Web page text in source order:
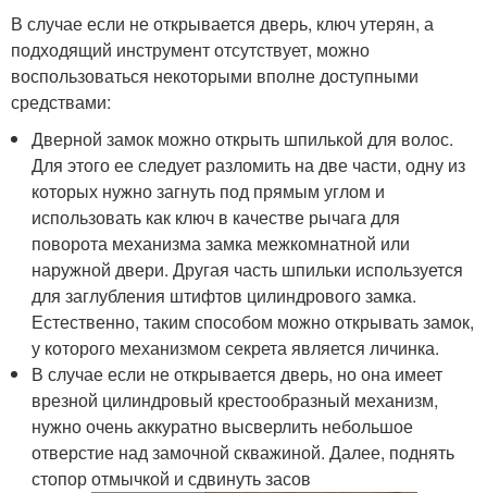
В случае если не открывается дверь, ключ утерян, а
подходящий инструмент отсутствует, можно
воспользоваться некоторыми вполне доступными
средствами:
Дверной замок можно открыть шпилькой для волос.
Для этого ее следует разломить на две части, одну из
которых нужно загнуть под прямым углом и
использовать как ключ в качестве рычага для
поворота механизма замка межкомнатной или
наружной двери. Другая часть шпильки используется
для заглубления штифтов цилиндрового замка.
Естественно, таким способом можно открывать замок,
у которого механизмом секрета является личинка.
В случае если не открывается дверь, но она имеет
врезной цилиндровый крестообразный механизм,
нужно очень аккуратно высверлить небольшое
отверстие над замочной скважиной. Далее, поднять
стопор отмычкой и сдвинуть засов